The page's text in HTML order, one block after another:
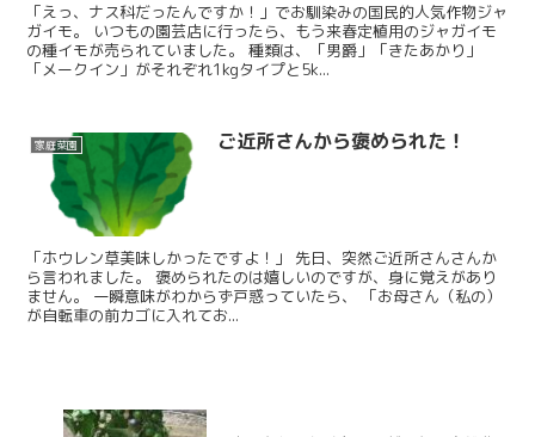
「えっ、ナス科だったんですか！」でお馴染みの国民的人気作物ジャ
ガイモ。 いつもの園芸店に行ったら、もう来春定植用のジャガイモ
の種イモが売られていました。 種類は、「男爵」「きたあかり」
「メークイン」がそれぞれ1kgタイプと5k...
家庭菜園 ご近所さんから褒められた！
「ホウレン草美味しかったですよ！」 先日、突然ご近所さんさんか
ら言われました。 褒められたのは嬉しいのですが、身に覚えがあり
ません。 一瞬意味がわからず戸惑っていたら、 「お母さん（私の）
が自転車の前カゴに入れてお...